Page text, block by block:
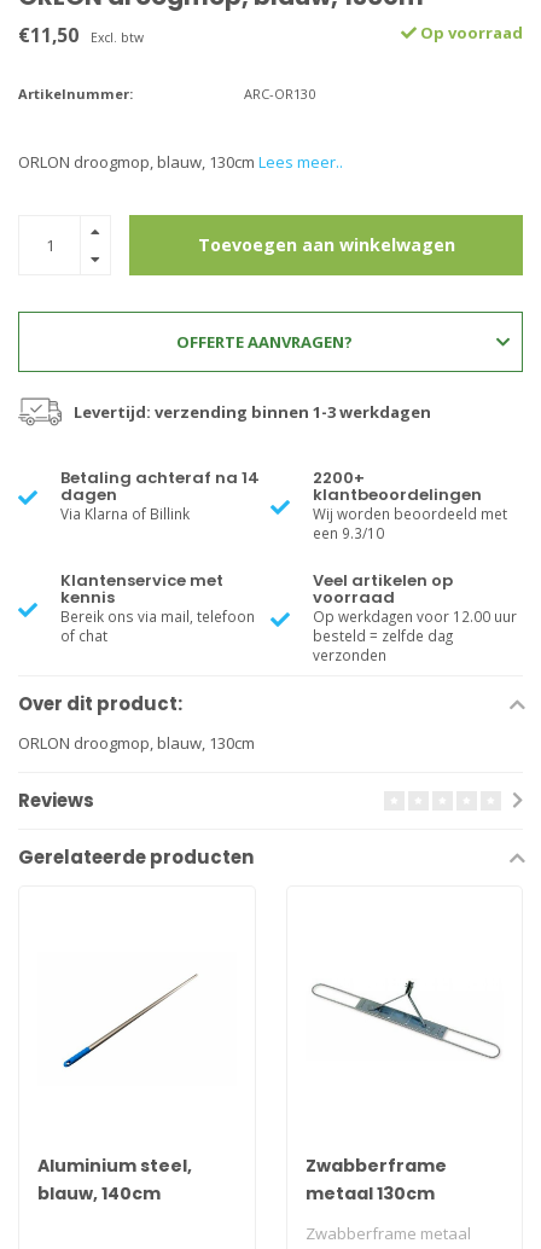
€11,50 Excl. btw Op voorraad
Artikelnummer: ARC-OR130
ORLON droogmop, blauw, 130cm Lees meer..
Toevoegen aan winkelwagen
OFFERTE AANVRAGEN?
Levertijd: verzending binnen 1-3 werkdagen
Betaling achteraf na 14
dagen
Via Klarna of Billink
2200+
klantbeoordelingen
Wij worden beoordeeld met
een 9.3/10
Klantenservice met
kennis
Bereik ons via mail, telefoon
of chat
Veel artikelen op
voorraad
Op werkdagen voor 12.00 uur
besteld = zelfde dag
verzonden
Over dit product:
ORLON droogmop, blauw, 130cm
Reviews
Gerelateerde producten
Aluminium steel,
blauw, 140cm
Zwabberframe
metaal 130cm
Zwabberframe metaal